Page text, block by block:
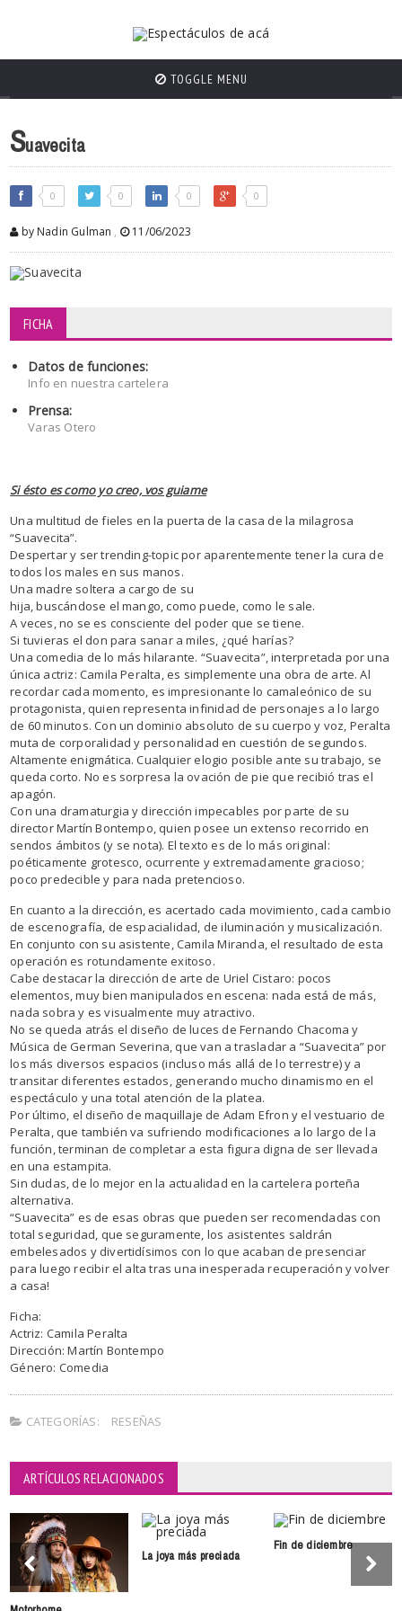
TOGGLE MENU
Suavecita
0 0 0 0
by Nadin Gulman , 11/06/2023
FICHA
Datos de funciones:
Info en nuestra cartelera
Prensa:
Varas Otero
Si ésto es como yo creo, vos guiame
Una multitud de fieles en la puerta de la casa de la milagrosa
“Suavecita”.
Despertar y ser trending-topic por aparentemente tener la cura de
todos los males en sus manos.
Una madre soltera a cargo de su
hija, buscándose el mango, como puede, como le sale.
A veces, no se es consciente del poder que se tiene.
Si tuvieras el don para sanar a miles, ¿qué harías?
Una comedia de lo más hilarante. “Suavecita”, interpretada por una
única actriz: Camila Peralta, es simplemente una obra de arte. Al
recordar cada momento, es impresionante lo camaleónico de su
protagonista, quien representa infinidad de personajes a lo largo
de 60 minutos. Con un dominio absoluto de su cuerpo y voz, Peralta
muta de corporalidad y personalidad en cuestión de segundos.
Altamente enigmática. Cualquier elogio posible ante su trabajo, se
queda corto. No es sorpresa la ovación de pie que recibió tras el
apagón.
Con una dramaturgia y dirección impecables por parte de su
director Martín Bontempo, quien posee un extenso recorrido en
sendos ámbitos (y se nota). El texto es de lo más original:
poéticamente grotesco, ocurrente y extremadamente gracioso;
poco predecible y para nada pretencioso.
En cuanto a la dirección, es acertado cada movimiento, cada cambio
de escenografía, de espacialidad, de iluminación y musicalización.
En conjunto con su asistente, Camila Miranda, el resultado de esta
operación es rotundamente exitoso.
Cabe destacar la dirección de arte de Uriel Cistaro: pocos
elementos, muy bien manipulados en escena: nada está de más,
nada sobra y es visualmente muy atractivo.
No se queda atrás el diseño de luces de Fernando Chacoma y
Música de German Severina, que van a trasladar a “Suavecita” por
los más diversos espacios (incluso más allá de lo terrestre) y a
transitar diferentes estados, generando mucho dinamismo en el
espectáculo y una total atención de la platea.
Por último, el diseño de maquillaje de Adam Efron y el vestuario de
Peralta, que también va sufriendo modificaciones a lo largo de la
función, terminan de completar a esta figura digna de ser llevada
en una estampita.
Sin dudas, de lo mejor en la actualidad en la cartelera porteña
alternativa.
“Suavecita” es de esas obras que pueden ser recomendadas con
total seguridad, que seguramente, los asistentes saldrán
embelesados y divertidísimos con lo que acaban de presenciar
para luego recibir el alta tras una inesperada recuperación y volver
a casa!
Ficha:
Actriz: Camila Peralta
Dirección: Martín Bontempo
Género: Comedia
CATEGORÍAS: RESEÑAS
ARTÍCULOS RELACIONADOS
La joya más preciada
Fin de diciembre